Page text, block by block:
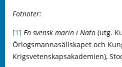
Fotnoter:
[1] En svensk marin i Nato (utg.
Örlogsmannasällskapet och
Krigsvetenskapsakademien),